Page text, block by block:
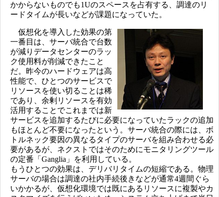
かからないものでも1Uのスペースを占有する、調達のリ
ードタイムが長いなどが課題になっていた。
仮想化を導入した効果の第
一番目は、サーバ統合で台数
が減りデータセンターのラッ
ク使用料が削減できたこと
だ。昨今のハードウェアは高
性能で、ひとつのサービスで
リソースを使い切ることは稀
であり、余剰リソースを有効
活用することでこれまでは新
サービスを追加するたびに必要になっていたラックの追加
もほとんど不要になったという。サーバ統合の際には、ボ
トルネック要因の異なるタイプのサーバを組み合わせる必
要があるが、ネクストではそのためにモニタリングツール
の定番「Ganglia」を利用している。
もうひとつの効果は、デリバリタイムの短縮である。物理
サーバの場合は調達の社内手続後きなどが通常4週間ぐら
いかかるが、仮想化環境では既にあるリソースに複製やカ